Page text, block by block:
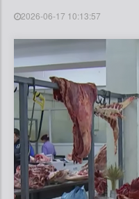
2026-06-17 10:13:57